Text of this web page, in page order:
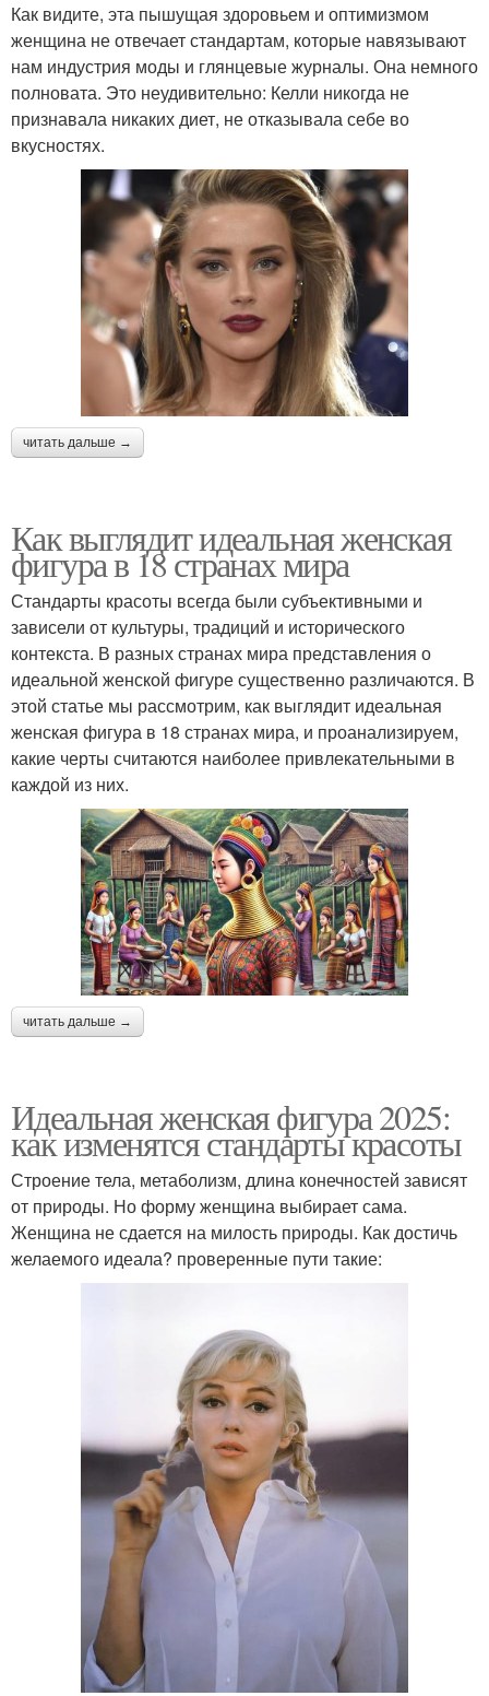
Как видите, эта пышущая здоровьем и оптимизмом
женщина не отвечает стандартам, которые навязывают
нам индустрия моды и глянцевые журналы. Она немного
полновата. Это неудивительно: Келли никогда не
признавала никаких диет, не отказывала себе во
вкусностях.
читать дальше →
Как выглядит идеальная женская
фигура в 18 странах мира
Стандарты красоты всегда были субъективными и
зависели от культуры, традиций и исторического
контекста. В разных странах мира представления о
идеальной женской фигуре существенно различаются. В
этой статье мы рассмотрим, как выглядит идеальная
женская фигура в 18 странах мира, и проанализируем,
какие черты считаются наиболее привлекательными в
каждой из них.
читать дальше →
Идеальная женская фигура 2025:
как изменятся стандарты красоты
Строение тела, метаболизм, длина конечностей зависят
от природы. Но форму женщина выбирает сама.
Женщина не сдается на милость природы. Как достичь
желаемого идеала? проверенные пути такие: